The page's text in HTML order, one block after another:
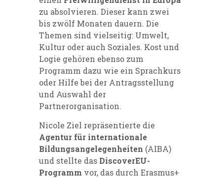
zu absolvieren. Dieser kann zwei
bis zwölf Monaten dauern. Die
Themen sind vielseitig: Umwelt,
Kultur oder auch Soziales. Kost und
Logie gehören ebenso zum
Programm dazu wie ein Sprachkurs
oder Hilfe bei der Antragsstellung
und Auswahl der
Partnerorganisation.
Nicole Ziel repräsentierte die
Agentur für internationale
Bildungsangelegenheiten (AIBA)
und stellte das DiscoverEU-
Programm vor, das durch Erasmus+